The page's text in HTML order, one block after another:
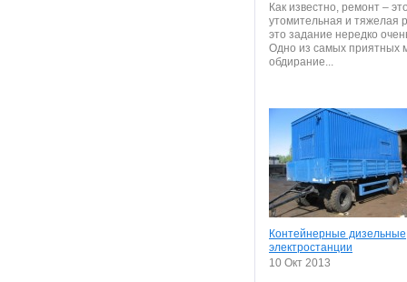
Как известно, ремонт –
утомительная и тяжелая
это задание нередко
Одно из самых приятных
обдирание...
Контейнерные дизельные
электростанции
10 Окт 2013